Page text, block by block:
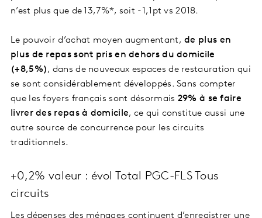
n’est plus que de 13,7%*, soit -1,1pt vs 2018.
Le pouvoir d’achat moyen augmentant, de plus en
plus de repas sont pris en dehors du domicile
(+8,5%), dans de nouveaux espaces de restauration qui
se sont considérablement développés. Sans compter
que les foyers français sont désormais 29% à se faire
livrer des repas à domicile, ce qui constitue aussi une
autre source de concurrence pour les circuits
traditionnels.
+0,2% valeur : évol Total PGC-FLS Tous
circuits
Les dépenses des ménages continuent d’enregistrer une